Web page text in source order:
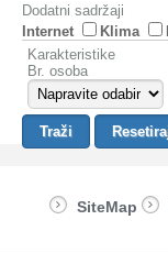
Dodatni sadržaji
Internet
Klima
Karakteristike
Br. osoba
SiteMap